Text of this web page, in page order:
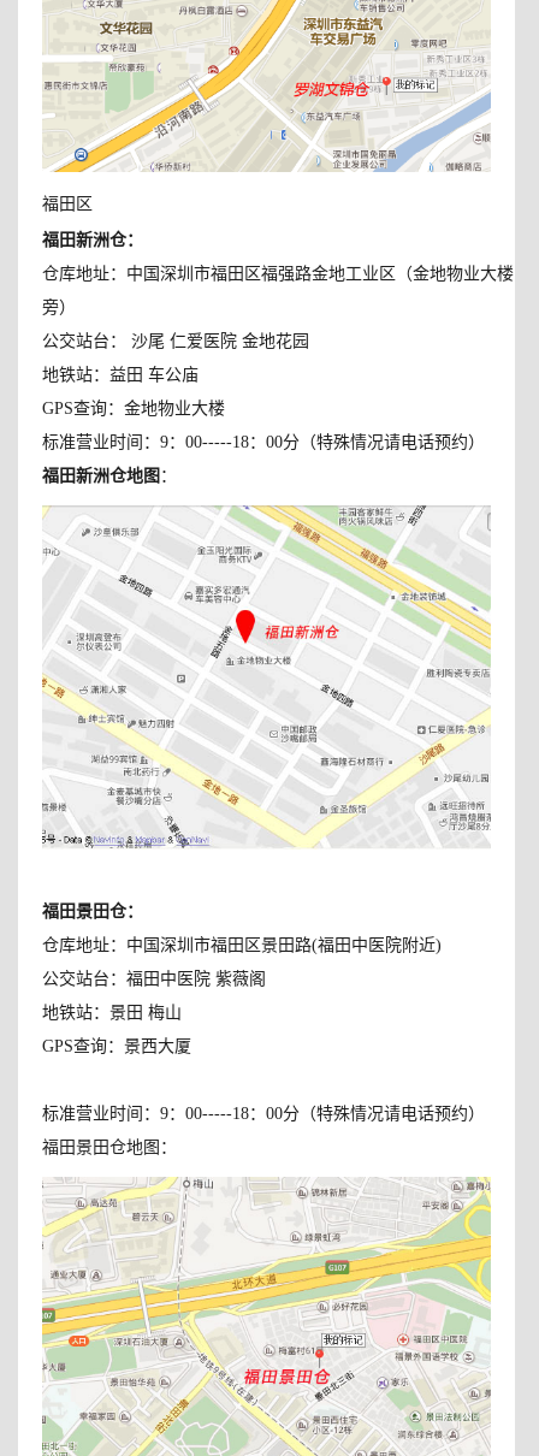
福田区
福田新洲仓：
仓库地址：中国深圳市福田区福强路金地工业区（金地物业大楼
旁）
公交站台： 沙尾 仁爱医院 金地花园
地铁站：益田 车公庙
GPS查询：金地物业大楼
标准营业时间：9：00-----18：00分（特殊情况请电话预约）
福田新洲仓地图 ：
福田景田仓：
仓库地址：中国深圳市福田区景田路(福田中医院附近)
公交站台：福田中医院 紫薇阁
地铁站：景田 梅山
GPS查询：景西大厦
标准营业时间：9：00-----18：00分（特殊情况请电话预约）
福田景田仓地图：